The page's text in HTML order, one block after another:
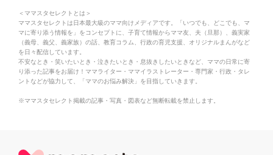
＜ママスタセレクトとは＞
ママスタセレクトは日本最大級のママ向けメディアです。「いつでも、どこでも、マ
マに寄り添う情報を」をコンセプトに、子育て情報からママ友、夫（旦那）、義実家
（義母、義父、義家族）の話、教育コラム、行政の育児支援、オリジナルまんがなど
を日々配信しています。
不安なとき・笑いたいとき・泣きたいとき・息抜きしたいときなど、ママの日常に寄
り添った記事をお届け！ママライター・ママイラストレーター・専門家・行政・タレ
ントなどが協力して、「ママのお悩み解決」を目指していきます。
※ママスタセレクト掲載の記事・写真・図表など無断転載を禁止します。